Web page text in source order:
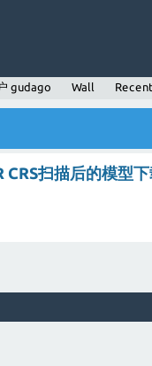
gudago Wall
CRS扫描后的模型